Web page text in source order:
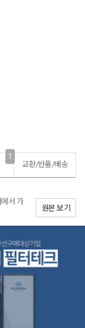
1
교환/반품/배송
에서 가
원본 보기